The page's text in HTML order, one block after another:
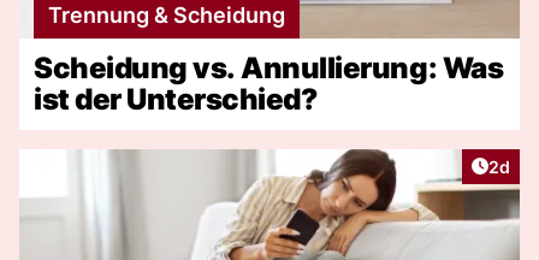
Trennung & Scheidung
Scheidung vs. Annullierung: Was
ist der Unterschied?
2d